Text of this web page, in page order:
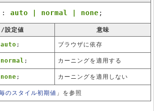
: auto | normal | none ;
/設定値 意味
auto ; ブラウザに依存
normal ; カーニングを適用する
none ; カーニングを適用しない
のスタイル初期値 」を参照